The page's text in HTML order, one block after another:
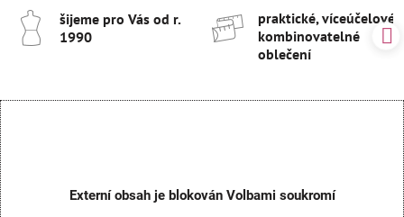
šijeme pro Vás od r​.
1990
praktické, víceúčelové
kombinovatelné
oblečení
Externí obsah je blokován Volbami soukromí